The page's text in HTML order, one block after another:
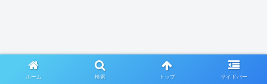
ホーム 検索 トップ サイドバー